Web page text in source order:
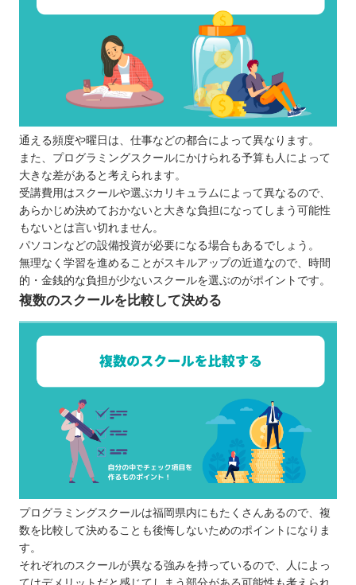
haruプログラミング教室
DMM WEBCAMP
Tech Academy（テックアカデミー）
SAMURAI ENGINEER（サムライエンジニ
ア）
Code Camp（コードキャンプ）
【福岡】子ども向けのおすすめプログラミングス
クール4選
Akky先生のキッズプログラミング教室
ITeens Lab
QUREOプログラミング教室
ロボ団
福岡県で自分にあったプログラミングスクールを
選ぼう
通える頻度や曜日は、仕事などの都合によって異なります。
また、プログラミングスクールにかけられる予算も人によって
大きな差があると考えられます。
受講費用はスクールや選ぶカリキュラムによって異なるので、
あらかじめ決めておかないと大きな負担になってしまう可能性
もないとは言い切れません。
パソコンなどの設備投資が必要になる場合もあるでしょう。
無理なく学習を進めることがスキルアップの近道なので、時間
的・金銭的な負担が少ないスクールを選ぶのがポイントです。
複数のスクールを比較して決める
プログラミングスクールは福岡県内にもたくさんあるので、複
数を比較して決めることも後悔しないためのポイントになりま
す。
それぞれのスクールが異なる強みを持っているので、人によっ